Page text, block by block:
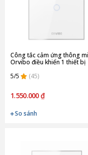
Công tắc cảm ứng thông
Orvibo điều khiển 1 thiết bị
5/5
(45)
1.550.000 ₫
So sánh